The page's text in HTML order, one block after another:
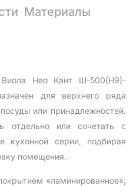
Материалы
Виола Нео Кант Ш-500(Н9)-
для верхнего ряда
или принадлежностей.
отдельно или сочетать с
кухонной серии, подбирая
помещения.
«ламинированное»;